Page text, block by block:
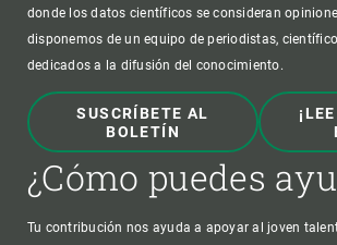
donde los datos científicos se consideran
disponemos de un equipo de periodistas,
dedicados a la difusión del conocimiento.
SUSCRÍBETE AL
BOLETÍN
¿Cómo puedes
Tu contribución nos ayuda a apoyar al joven